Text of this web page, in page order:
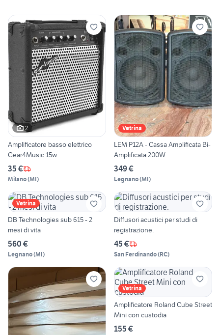
2
Amplificatore basso elettrico
Gear4Music 15w
35 €
Milano(MI)
Vetrina
LEM P12A - Cassa Amplificata Bi-
Amplificata 200W
349 €
Legnano(MI)
Vetrina
DB Technologies sub 615 - 2
mesi di vita
560 €
Legnano(MI)
Diffusori acustici per studi di
registrazione.
45 €
San Ferdinando(RC)
Vetrina
Amplificatore Roland Cube Street
Mini con custodia
155 €